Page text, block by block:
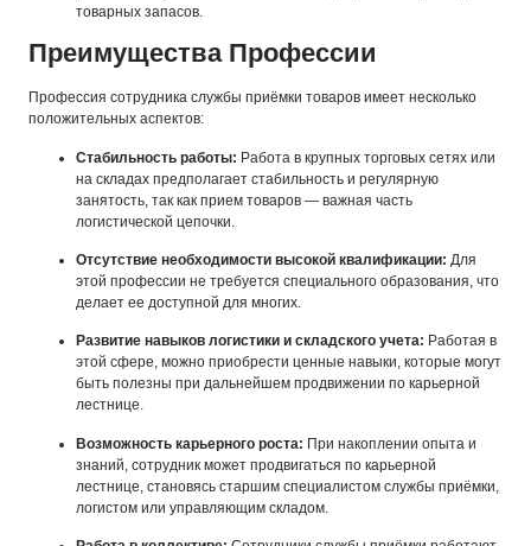
товарных запасов.
Преимущества Профессии
Профессия сотрудника службы приёмки товаров имеет несколько
положительных аспектов:
Стабильность работы: Работа в крупных торговых сетях или
на складах предполагает стабильность и регулярную
занятость, так как прием товаров — важная часть
логистической цепочки.
Отсутствие необходимости высокой квалификации: Для
этой профессии не требуется специального образования, что
делает ее доступной для многих.
Развитие навыков логистики и складского учета: Работая в
этой сфере, можно приобрести ценные навыки, которые могут
быть полезны при дальнейшем продвижении по карьерной
лестнице.
Возможность карьерного роста: При накоплении опыта и
знаний, сотрудник может продвигаться по карьерной
лестнице, становясь старшим специалистом службы приёмки,
логистом или управляющим складом.